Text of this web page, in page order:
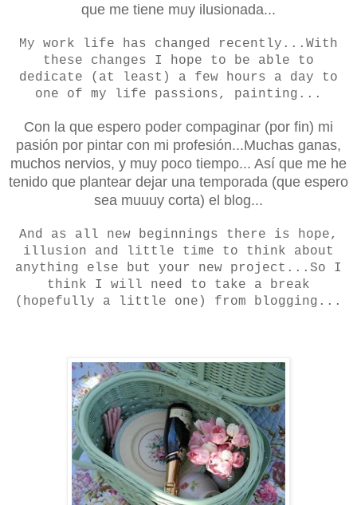
que me tiene muy ilusionada...
My work life has changed recently...With
these changes I hope to be able to
dedicate (at least) a few hours a day to
one of my life passions, painting...
Con la que espero poder compaginar (por fin) mi
pasión por pintar con mi profesión...Muchas ganas,
muchos nervios, y muy poco tiempo... Así que me he
tenido que plantear dejar una temporada (que espero
sea muuuy corta) el blog...
And as all new beginnings there is hope,
illusion and little time to think about
anything else but your new project...So I
think I will need to take a break
(hopefully a little one) from blogging...